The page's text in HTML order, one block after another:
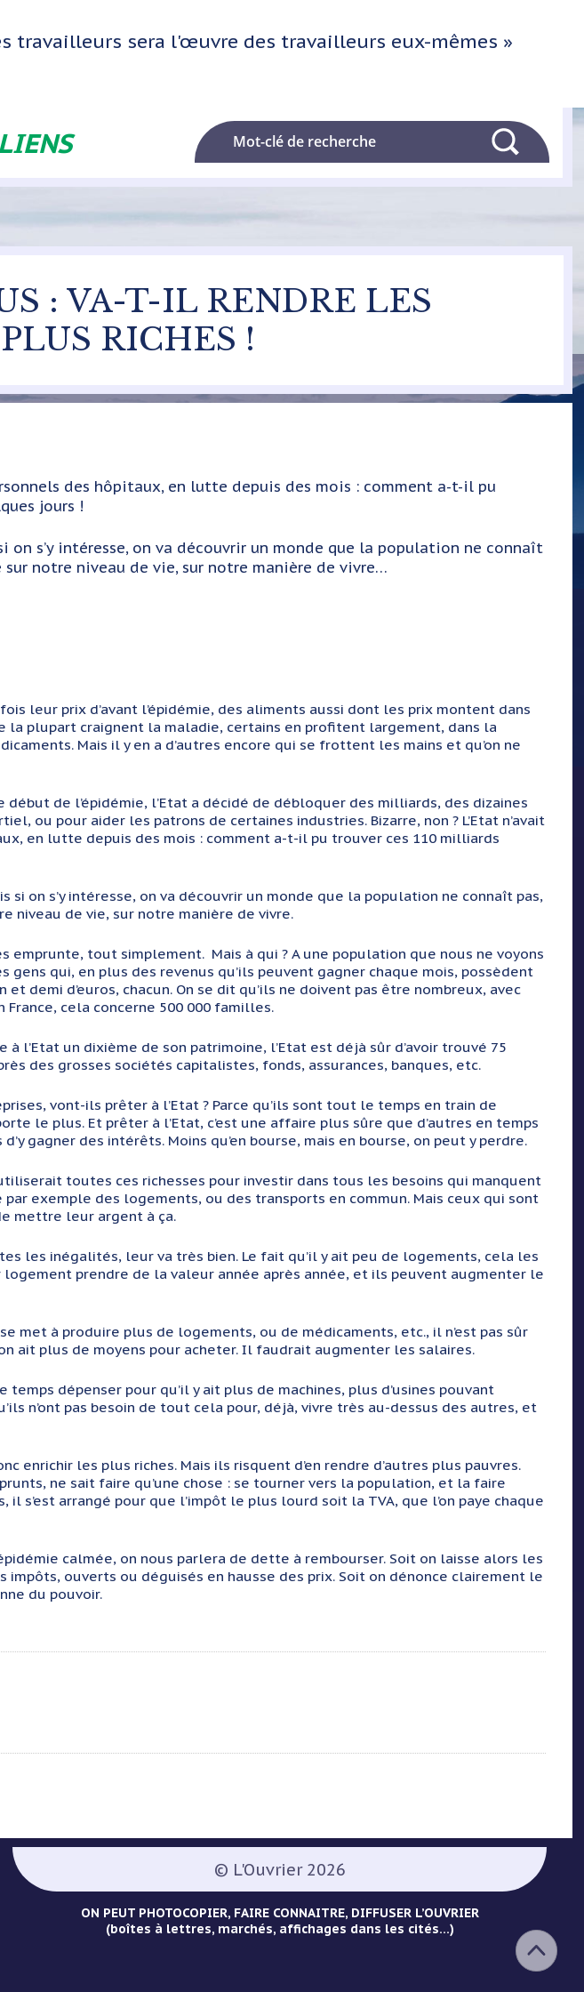
travailleurs sera l'œuvre des travailleurs eux-mêmes »
LIENS Rechercher
: VA-T-IL RENDRE LES
RICHES !
des hôpitaux, en lutte depuis des mois : comment a-t-il pu
jours !
on s’y intéresse, on va découvrir un monde que la population ne connaît
notre niveau de vie, sur notre manière de vivre…
prix d’avant l’épidémie, des aliments aussi dont les prix montent dans
la plupart craignent la maladie, certains en profitent largement, dans la
Mais il y en a d’autres encore qui se frottent les mains et qu’on ne
de l’épidémie, l’Etat a décidé de débloquer des milliards, des dizaines
ou pour aider les patrons de certaines industries. Bizarre, non ? L’Etat n’avait
en lutte depuis des mois : comment a-t-il pu trouver ces 110 milliards
s’y intéresse, on va découvrir un monde que la population ne connaît pas,
niveau de vie, sur notre manière de vivre.
tout simplement. Mais à qui ? A une population que nous ne voyons
qui, en plus des revenus qu’ils peuvent gagner chaque mois, possèdent
demi d’euros, chacun. On se dit qu’ils ne doivent pas être nombreux, avec
cela concerne 500 000 familles.
un dixième de son patrimoine, l’Etat est déjà sûr d’avoir trouvé 75
des grosses sociétés capitalistes, fonds, assurances, banques, etc.
vont-ils prêter à l’Etat ? Parce qu’ils sont tout le temps en train de
le plus. Et prêter à l’Etat, c’est une affaire plus sûre que d’autres en temps
gagner des intérêts. Moins qu’en bourse, mais en bourse, on peut y perdre.
toutes ces richesses pour investir dans tous les besoins qui manquent
exemple des logements, ou des transports en commun. Mais ceux qui sont
mettre leur argent à ça.
inégalités, leur va très bien. Le fait qu’il y ait peu de logements, cela les
prendre de la valeur année après année, et ils peuvent augmenter le
à produire plus de logements, ou de médicaments, etc., il n’est pas sûr
ait plus de moyens pour acheter. Il faudrait augmenter les salaires.
dépenser pour qu’il y ait plus de machines, plus d’usines pouvant
n’ont pas besoin de tout cela pour, déjà, vivre très au-dessus des autres, et
les plus riches. Mais ils risquent d’en rendre d’autres plus pauvres.
ne sait faire qu’une chose : se tourner vers la population, et la faire
il s’est arrangé pour que l’impôt le plus lourd soit la TVA, que l’on paye chaque
calmée, on nous parlera de dette à rembourser. Soit on laisse alors les
impôts, ouverts ou déguisés en hausse des prix. Soit on dénonce clairement le
du pouvoir.
© L'Ouvrier 2026
ON PEUT PHOTOCOPIER, FAIRE CONNAITRE, DIFFUSER L’OUVRIER
(boîtes à lettres, marchés, affichages dans les cités...)